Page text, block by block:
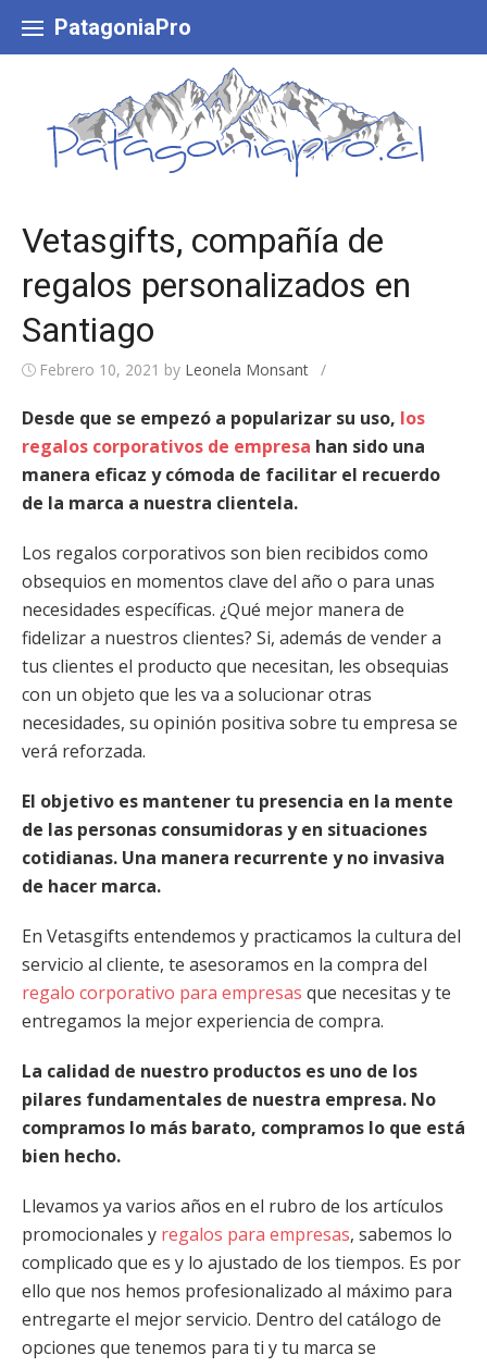
content
PatagoniaPro
Vetasgifts, compañía de
regalos personalizados en
Santiago
Febrero 10, 2021 by Leonela Monsant /
Desde que se empezó a popularizar su uso, los
regalos corporativos de empresa han sido una
manera eficaz y cómoda de facilitar el recuerdo
de la marca a nuestra clientela.
Los regalos corporativos son bien recibidos como
obsequios en momentos clave del año o para unas
necesidades específicas. ¿Qué mejor manera de
fidelizar a nuestros clientes? Si, además de vender a
tus clientes el producto que necesitan, les obsequias
con un objeto que les va a solucionar otras
necesidades, su opinión positiva sobre tu empresa se
verá reforzada.
El objetivo es mantener tu presencia en la mente
de las personas consumidoras y en situaciones
cotidianas. Una manera recurrente y no invasiva
de hacer marca.
En Vetasgifts entendemos y practicamos la cultura del
servicio al cliente, te asesoramos en la compra del
regalo corporativo para empresas que necesitas y te
entregamos la mejor experiencia de compra.
La calidad de nuestro productos es uno de los
pilares fundamentales de nuestra empresa. No
compramos lo más barato, compramos lo que está
bien hecho.
Llevamos ya varios años en el rubro de los artículos
promocionales y regalos para empresas, sabemos lo
complicado que es y lo ajustado de los tiempos. Es por
ello que nos hemos profesionalizado al máximo para
entregarte el mejor servicio. Dentro del catálogo de
opciones que tenemos para ti y tu marca se